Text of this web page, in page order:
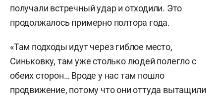
получали встречный удар и отходили. Это
продолжалось примерно полтора года.
«Там подходы идут через гиблое место,
Синьковку, там уже столько людей полегло с
обеих сторон… Вроде у нас там пошло
продвижение, потому что они оттуда вытащили